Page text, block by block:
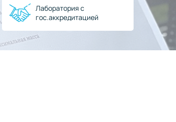
Лаборатория с
гос.аккредитацией